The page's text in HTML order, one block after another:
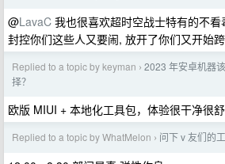
@LavaC 我也很喜欢超时空战士特有的不
封控你们这些人又要闹, 放开了你们又开始
Replied to a topic by keyman › 2023 年安卓机器
择？
欧版 MIUI + 本地化工具包，体验很干净很
Replied to a topic by WhatMelon › 问下 v 友们的